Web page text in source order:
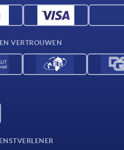
VERTROUWEN